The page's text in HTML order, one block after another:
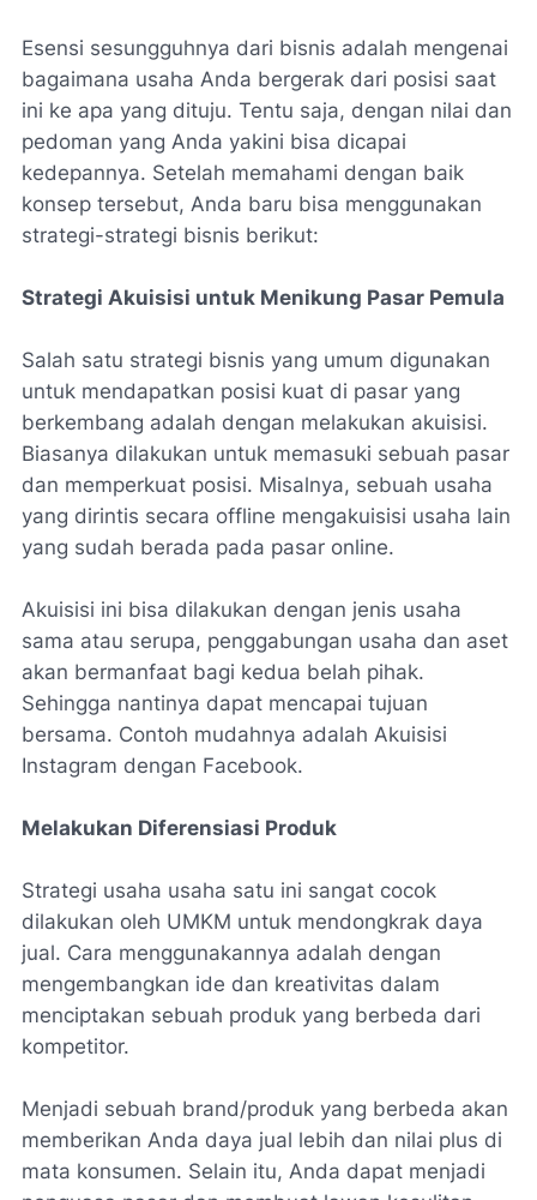
Esensi sesungguhnya dari bisnis adalah mengenai
bagaimana usaha Anda bergerak dari posisi saat
ini ke apa yang dituju. Tentu saja, dengan nilai dan
pedoman yang Anda yakini bisa dicapai
kedepannya. Setelah memahami dengan baik
konsep tersebut, Anda baru bisa menggunakan
strategi-strategi bisnis berikut:
Strategi Akuisisi untuk Menikung Pasar Pemula
Salah satu strategi bisnis yang umum digunakan
untuk mendapatkan posisi kuat di pasar yang
berkembang adalah dengan melakukan akuisisi.
Biasanya dilakukan untuk memasuki sebuah pasar
dan memperkuat posisi. Misalnya, sebuah usaha
yang dirintis secara offline mengakuisisi usaha lain
yang sudah berada pada pasar online.
Akuisisi ini bisa dilakukan dengan jenis usaha
sama atau serupa, penggabungan usaha dan aset
akan bermanfaat bagi kedua belah pihak.
Sehingga nantinya dapat mencapai tujuan
bersama. Contoh mudahnya adalah Akuisisi
Instagram dengan Facebook.
Melakukan Diferensiasi Produk
Strategi usaha usaha satu ini sangat cocok
dilakukan oleh UMKM untuk mendongkrak daya
jual. Cara menggunakannya adalah dengan
mengembangkan ide dan kreativitas dalam
menciptakan sebuah produk yang berbeda dari
kompetitor.
Menjadi sebuah brand/produk yang berbeda akan
memberikan Anda daya jual lebih dan nilai plus di
mata konsumen. Selain itu, Anda dapat menjadi